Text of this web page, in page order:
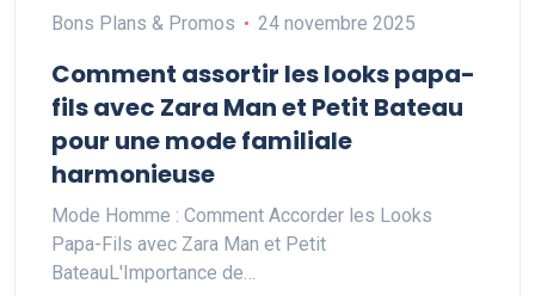
Bons Plans & Promos 24 novembre 2025
Comment assortir les looks papa-
fils avec Zara Man et Petit Bateau
pour une mode familiale
harmonieuse
Mode Homme : Comment Accorder les Looks
Papa-Fils avec Zara Man et Petit
BateauL'Importance de…